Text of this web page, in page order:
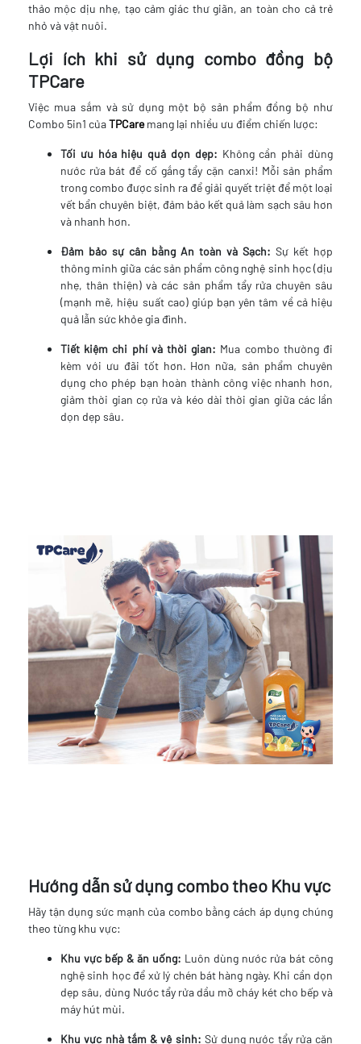
thảo mộc dịu nhẹ, tạo cảm giác thư giãn, an toàn cho cả trẻ
nhỏ và vật nuôi.
Lợi ích khi sử dụng combo đồng bộ
TPCare
Việc mua sắm và sử dụng một bộ sản phẩm đồng bộ như
Combo 5in1 củaTPCaremang lại nhiều ưu điểm chiến lược:
Tối ưu hóa hiệu quả dọn dẹp: Không cần phải dùng
nước rửa bát để cố gắng tẩy cặn canxi! Mỗi sản phẩm
trong combo được sinh ra để giải quyết triệt để một loại
vết bẩn chuyên biệt, đảm bảo kết quả làm sạch sâu hơn
và nhanh hơn.
Đảm bảo sự cân bằng An toàn và Sạch: Sự kết hợp
thông minh giữa các sản phẩm công nghệ sinh học (dịu
nhẹ, thân thiện) và các sản phẩm tẩy rửa chuyên sâu
(mạnh mẽ, hiệu suất cao) giúp bạn yên tâm về cả hiệu
quả lẫn sức khỏe gia đình.
Tiết kiệm chi phí và thời gian: Mua combo thường đi
kèm với ưu đãi tốt hơn. Hơn nữa, sản phẩm chuyên
dụng cho phép bạn hoàn thành công việc nhanh hơn,
giảm thời gian cọ rửa và kéo dài thời gian giữa các lần
dọn dẹp sâu.
Hướng dẫn sử dụng combo theo Khu vực
Hãy tận dụng sức mạnh của combo bằng cách áp dụng chúng
theo từng khu vực:
Khu vực bếp & ăn uống: Luôn dùng nước rửa bát công
nghệ sinh học để xử lý chén bát hàng ngày. Khi cần dọn
dẹp sâu, dùng Nước tẩy rửa dầu mỡ cháy két cho bếp và
máy hút mùi.
Khu vực nhà tắm & vệ sinh: Sử dụng nước tẩy rửa cặn